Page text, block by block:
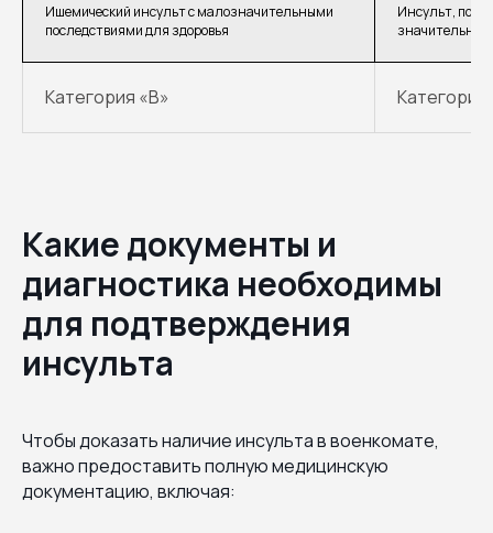
Ишемический инсульт с малозначительными
последствиями для здоровья
Инсульт,
Категория «В»
Какие документы и
диагностика необходимы
для подтверждения
инсульта
Чтобы доказать наличие инсульта в военкомате,
важно предоставить полную медицинскую
документацию, включая: